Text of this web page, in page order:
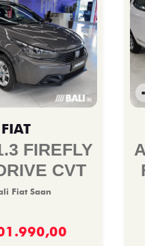
FIAT
FIREFLY
CVT
Fiat Saan